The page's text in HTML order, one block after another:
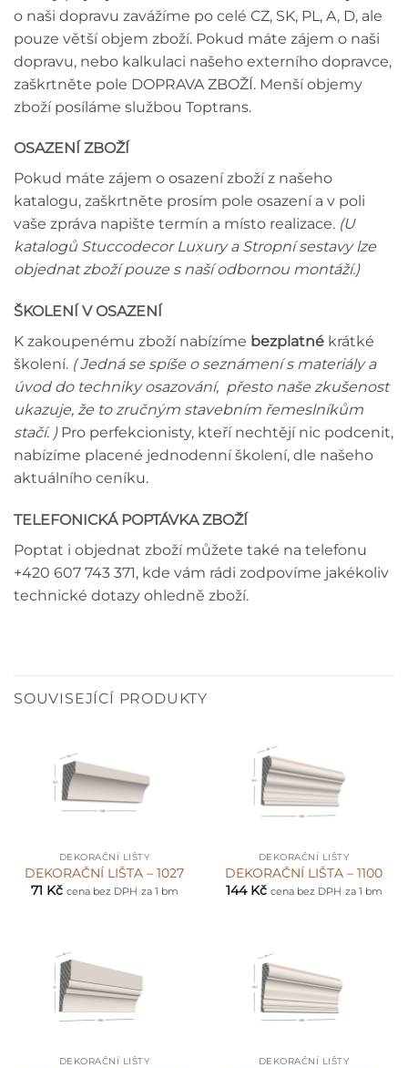
o naši dopravu zavážíme po celé CZ, SK, PL, A, D, ale
pouze větší objem zboží. Pokud máte zájem o naši
dopravu, nebo kalkulaci našeho externího dopravce,
zaškrtněte pole DOPRAVA ZBOŽÍ. Menší objemy
zboží posíláme službou Toptrans.
OSAZENÍ ZBOŽÍ
Pokud máte zájem o osazení zboží z našeho
katalogu, zaškrtněte prosím pole osazení a v poli
vaše zpráva napište termín a místo realizace. (U
katalogů Stuccodecor Luxury a Stropní sestavy lze
objednat zboží pouze s naší odbornou montáží.)
ŠKOLENÍ V OSAZENÍ
K zakoupenému zboží nabízíme bezplatné krátké
školení. ( Jedná se spíše o seznámení s materiály a
úvod do techniky osazování, přesto naše zkušenost
ukazuje, že to zručným stavebním řemeslníkům
stačí. )Pro perfekcionisty, kteří nechtějí nic podcenit,
nabízíme placené jednodenní školení, dle našeho
aktuálního ceníku.
TELEFONICKÁ POPTÁVKA ZBOŽÍ
Poptat i objednat zboží můžete také na telefonu
+420 607 743 371, kde vám rádi zodpovíme jakékoliv
technické dotazy ohledně zboží.
SOUVISEJÍCÍ PRODUKTY
DEKORAČNÍ LIŠTY
DEKORAČNÍ LIŠTA – 1027
71 Kč cena bez DPH za 1 bm
DEKORAČNÍ LIŠTY
DEKORAČNÍ LIŠTA – 1100
144 Kč cena bez DPH za 1 bm
DEKORAČNÍ LIŠTY DEKORAČNÍ LIŠTY